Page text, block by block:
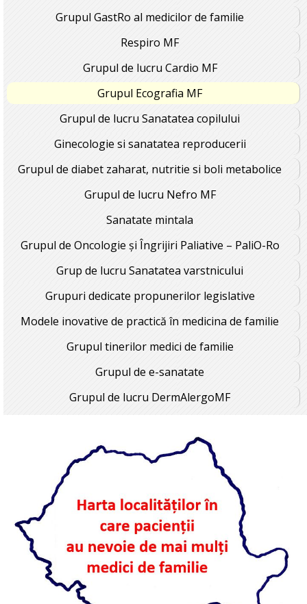
Grupul GastRo al medicilor de familie
Respiro MF
Grupul de lucru Cardio MF
Grupul Ecografia MF
Grupul de lucru Sanatatea copilului
Ginecologie si sanatatea reproducerii
Grupul de diabet zaharat, nutritie si boli metabolice
Grupul de lucru Nefro MF
Sanatate mintala
Grupul de Oncologie și Îngrijiri Paliative – PaliO-Ro
Grup de lucru Sanatatea varstnicului
Grupuri dedicate propunerilor legislative
Modele inovative de practică în medicina de familie
Grupul tinerilor medici de familie
Grupul de e-sanatate
Grupul de lucru DermAlergoMF